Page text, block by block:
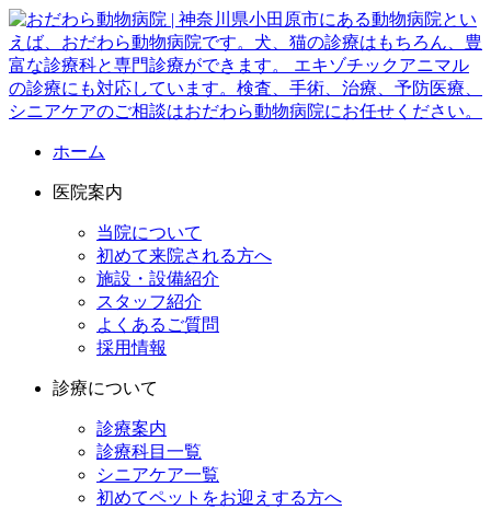
ホーム
医院案内
当院について
初めて来院される方へ
施設・設備紹介
スタッフ紹介
よくあるご質問
採用情報
診療について
診療案内
診療科目一覧
シニアケア一覧
初めてペットをお迎えする方へ